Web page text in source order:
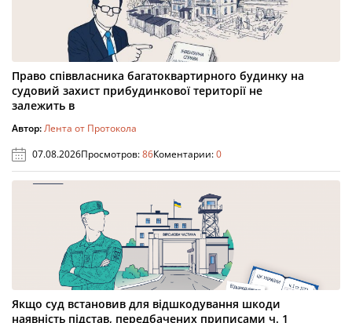
Право співвласника багатоквартирного будинку на
судовий захист прибудинкової території не
залежить в
Автор:Лента от Протокола
07.08.2026Просмотров:86Коментарии:0
Якщо суд встановив для відшкодування шкоди
наявність підстав, передбачених приписами ч. 1